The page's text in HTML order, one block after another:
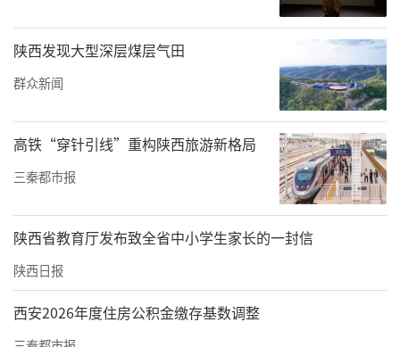
救治黄金窗口只有72小时左右，每拖延一小时
风险都呈几何级数增长。“必须尽快降低血
脂，为患者抢回生机。”消化外科主治医生秦
海涛第一时间牵头，联合内分泌科、肾病内
科、输血科等多学科团队紧急会诊，最终敲定
大胆且精准的方案——实施血浆置换（PE）联
合离心式血脂滤过吸附（CFPP）的组合式血液
净化治疗，快速清除血液中的“致命油脂”。
输血科主任白艳丽分析，单独血浆置换仅能降
低50%-60%血脂，单独血脂滤过吸附降幅为6
陕西发现大型深层煤层气田
群众新闻
高铁“穿针引线”重构陕西旅游新格局
三秦都市报
陕西省教育厅发布致全省中小学生家长的一封信
陕西日报
西安2026年度住房公积金缴存基数调整